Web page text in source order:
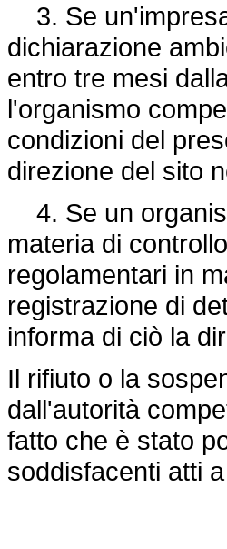
3. Se
dichiarazione
entro tre mesi
l'organismo
condizioni del
direzione del sito
4. Se un
materia di
regolamentari in
registrazione di
informa di ciò la
Il rifiuto o la
dall'autorità
fatto che è stato
soddisfacenti atti